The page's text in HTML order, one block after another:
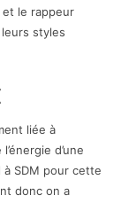
et le rappeur
styles
liée à
d’une
à SDM pour cette
donc on a